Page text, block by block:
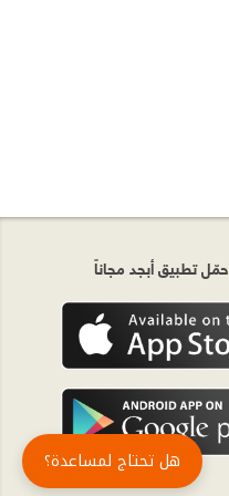
حمّل تطبيق أبجد مجاناً
هل تحتاج لمساعدة؟